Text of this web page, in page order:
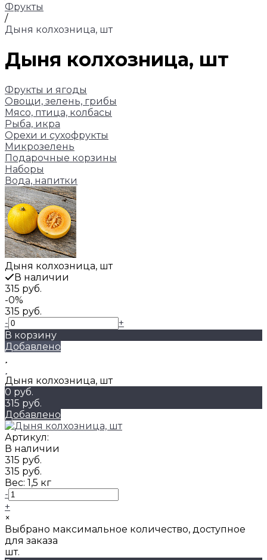
Фрукты
/
Дыня колхозница, шт
Дыня колхозница, шт
Фрукты и ягоды
Овощи, зелень, грибы
Мясо, птица, колбасы
Рыба, икра
Орехи и сухофрукты
Микрозелень
Подарочные корзины
Наборы
Вода, напитки
Дыня колхозница, шт
В наличии
315 руб.
-0%
315 руб.
-
+
В корзину
Добавлено
Дыня колхозница, шт
0 руб.
315 руб.
Добавлено
Артикул:
В наличии
315 руб.
315 руб.
Вес: 1,5 кг
-
+
×
Выбрано максимальное количество, доступное
для заказа
шт.